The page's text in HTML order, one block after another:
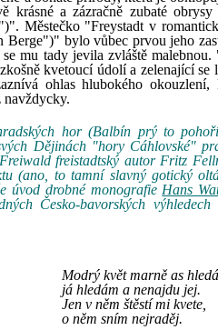
krásné a zázračně zubaté
Městečko "Freystadt v
Berge")" bylo vůbec prvou jeho
mu tady jevila zvláště
kvetoucí údolí a zelenající se
ohlas hlubokého
navždycky.
hor (Balbín prý to
Dějinách "hory Cáhlovské"
freistadtský autor Fritz
(ano, to tamní slavný gotický
úvod drobné monografie Hans
Česko-bavorských
Modrý květ marně as
já hledám a nenajdu jej.
Jen v něm štěstí mi kvete,
o něm sním nejraděj.